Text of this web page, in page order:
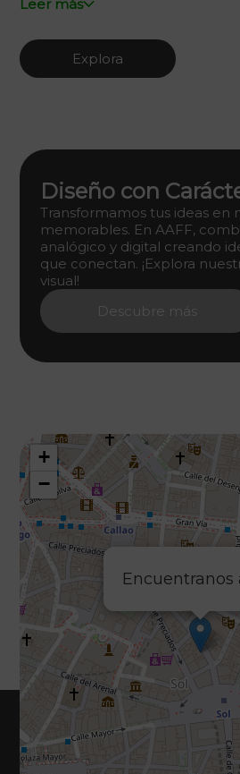
Leer más
Explora
Diseño con
Transformamos tus ideas en
memorables. En AAFF,
analógico y digital creando
que conectan. ¡Explora
visual!
Descubre más
Encuentranos
+
−